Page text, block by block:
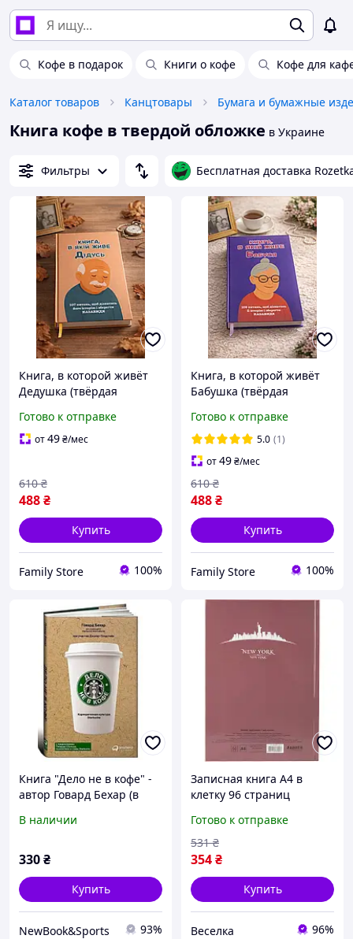
Кофе в подарок Книги о кофе Кофе для
Каталог товаров Канцтовары Бумага и бумажные
Книга кофе в твердой обложке в Украине
Фильтры Бесплатная доставка
Книга, в которой живёт
Дедушка (твёрдая
Готово к отправке
от49₴/мес
488₴
610 ₴
Купить
Family Store 100%
Книга, в которой живёт
Бабушка (твёрдая
Готово к отправке
5.0 (1)
от49₴/мес
488₴
610 ₴
Купить
Family Store 100%
Книга "Дело не в кофе" -
автор Говард Бехар (в
переплет)
В наличии
330₴
Купить
NewBook&Sports 93%
Записная книга А4 в
клетку 96 страниц
заметок и планирования
FLAME
Готово к отправке
354₴
531 ₴
Купить
Веселка 96%